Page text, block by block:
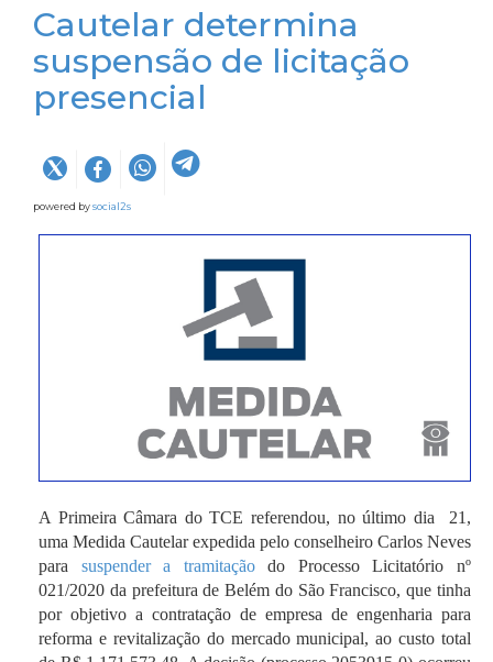
Cautelar determina
suspensão de licitação
presencial
powered bysocial2s
A Primeira Câmara do TCE referendou, no último dia 21,
uma Medida Cautelar expedida pelo conselheiro Carlos Neves
para suspender a tramitaçãodo Processo Licitatório nº
021/2020 da prefeitura de Belém do São Francisco, que tinha
por objetivo a contratação de empresa de engenharia para
reforma e revitalização do mercado municipal, ao custo total